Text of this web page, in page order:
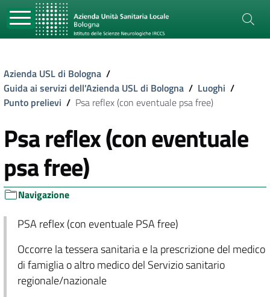
Azienda USL di Bologna /
Guida ai servizi dell'Azienda USL di Bologna / Luoghi /
Punto prelievi / Psa reflex (con eventuale psa free)
Psa reflex (con eventuale
psa free)
Navigazione
PSA reflex (con eventuale PSA free)
Occorre la tessera sanitaria e la prescrizione del medico
di famiglia o altro medico del Servizio sanitario
regionale/nazionale